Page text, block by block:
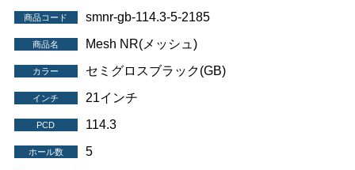
商品コード smnr-gb-114.3-5-2185
商品名 Mesh NR(メッシュ)
カラー セミグロスブラック(GB)
インチ 21インチ
PCD 114.3
ホール数 5